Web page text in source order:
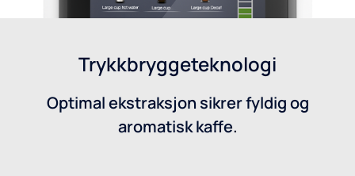
Trykkbryggeteknologi
Optimal ekstraksjon sikrer fyldig og
aromatisk kaffe.